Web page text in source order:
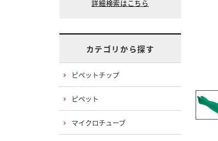
カテゴリから探す
ピペットチップ
ピペット
マイクロチューブ